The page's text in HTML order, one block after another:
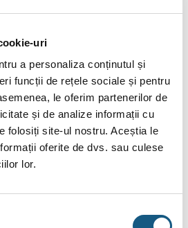
uri
a personaliza conținutul și
funcții de rețele sociale și pentru
le oferim partenerilor de
și de analize informații cu
folosiți site-ul nostru. Aceștia le
oferite de dvs. sau culese
lor.
filet PN16 MT5120
conductele în cazul alungirilor,
și curbării. Sunt potrivite pentru
zgomotului permițând reducerea
comprimat și sisteme de stins